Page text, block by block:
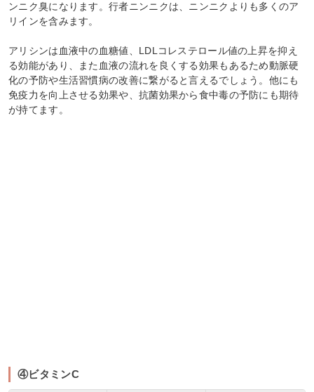
ンニク臭になります。行者ニンニクは、ニンニクよりも多くのア
リインを含みます。
アリシンは血液中の血糖値、LDLコレステロール値の上昇を抑え
る効能があり、また血液の流れを良くする効果もあるため動脈硬
化の予防や生活習慣病の改善に繋がると言えるでしょう。他にも
免疫力を向上させる効果や、抗菌効果から食中毒の予防にも期待
が持てます。
④ビタミンC